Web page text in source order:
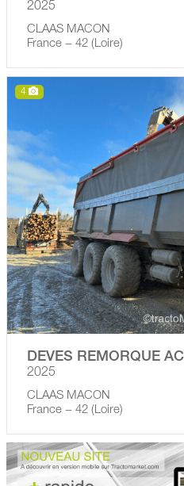
2025
CLAAS MACON
France − 42 (Loire)
4
DEVES REMORQUE
2025
CLAAS MACON
France − 42 (Loire)